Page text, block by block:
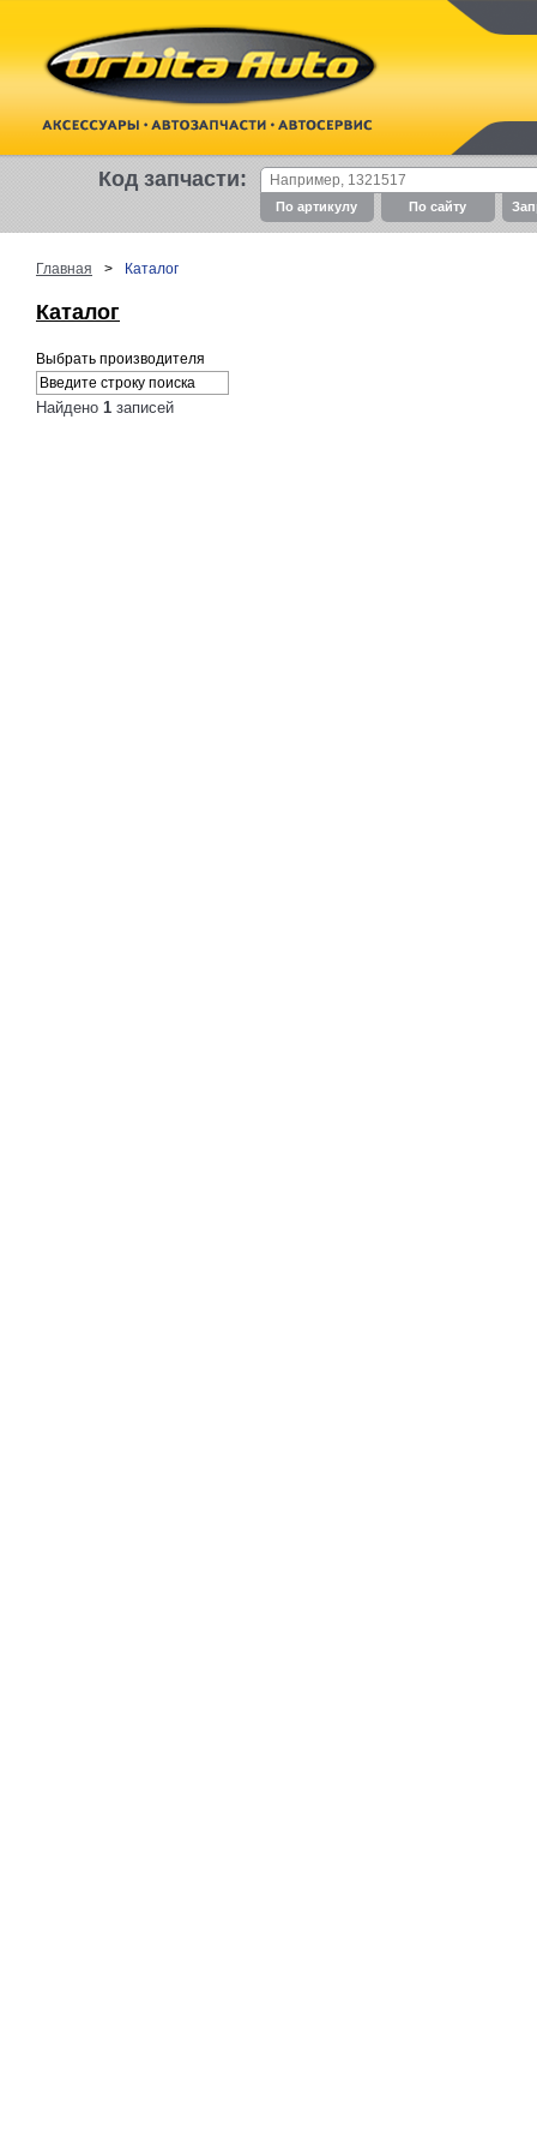
Код запчасти:
По артикулу По cайту
Главная > Каталог
Каталог
Выбрать производителя
Найдено 1 записей